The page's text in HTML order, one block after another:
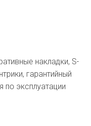
накладки, S-
гарантийный
по эксплуатации